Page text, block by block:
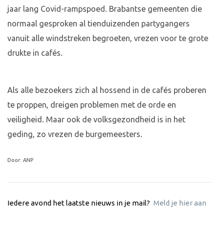
jaar lang Covid-rampspoed. Brabantse gemeenten die
normaal gesproken al tienduizenden partygangers
vanuit alle windstreken begroeten, vrezen voor te grote
drukte in cafés.
Als alle bezoekers zich al hossend in de cafés proberen
te proppen, dreigen problemen met de orde en
veiligheid. Maar ook de volksgezondheid is in het
geding, zo vrezen de burgemeesters.
Door: ANP
Iedere avond het laatste nieuws in je mail? Meld je hier aan